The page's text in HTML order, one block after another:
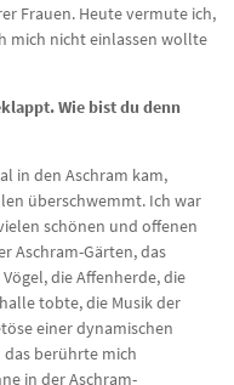
Frauen. Heute vermute ich,
mich nicht einlassen wollte
Wie bist du denn
in den Aschram kam,
überschwemmt. Ich war
schönen und offenen
Aschram-Gärten, das
die Affenherde, die
tobte, die Musik der
einer dynamischen
berührte mich
in der Aschram-